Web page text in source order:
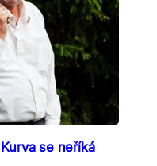
se neříká